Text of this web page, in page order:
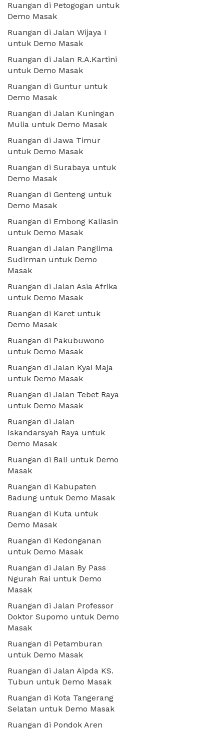
Ruangan di Petogogan untuk
Demo Masak
Ruangan di Jalan Wijaya I
untuk Demo Masak
Ruangan di Jalan R.A.Kartini
untuk Demo Masak
Ruangan di Guntur untuk
Demo Masak
Ruangan di Jalan Kuningan
Mulia untuk Demo Masak
Ruangan di Jawa Timur
untuk Demo Masak
Ruangan di Surabaya untuk
Demo Masak
Ruangan di Genteng untuk
Demo Masak
Ruangan di Embong Kaliasin
untuk Demo Masak
Ruangan di Jalan Panglima
Sudirman untuk Demo
Masak
Ruangan di Jalan Asia Afrika
untuk Demo Masak
Ruangan di Karet untuk
Demo Masak
Ruangan di Pakubuwono
untuk Demo Masak
Ruangan di Jalan Kyai Maja
untuk Demo Masak
Ruangan di Jalan Tebet Raya
untuk Demo Masak
Ruangan di Jalan
Iskandarsyah Raya untuk
Demo Masak
Ruangan di Bali untuk Demo
Masak
Ruangan di Kabupaten
Badung untuk Demo Masak
Ruangan di Kuta untuk
Demo Masak
Ruangan di Kedonganan
untuk Demo Masak
Ruangan di Jalan By Pass
Ngurah Rai untuk Demo
Masak
Ruangan di Jalan Professor
Doktor Supomo untuk Demo
Masak
Ruangan di Petamburan
untuk Demo Masak
Ruangan di Jalan Aipda KS.
Tubun untuk Demo Masak
Ruangan di Kota Tangerang
Selatan untuk Demo Masak
Ruangan di Pondok Aren